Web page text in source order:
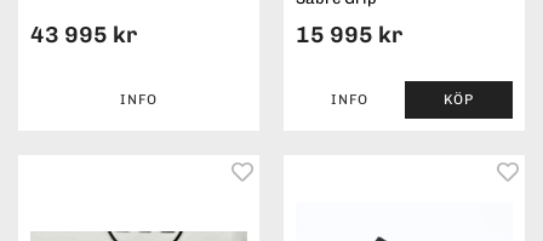
43 995 kr
INFO
15 995 kr
INFO KÖP